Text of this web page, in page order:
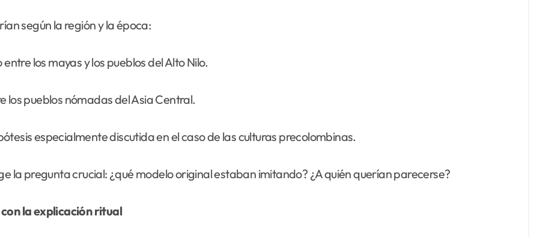
según la región y la época:
los mayas y los pueblos del Alto Nilo.
pueblos nómadas del Asia Central.
especialmente discutida en el caso de las culturas precolombinas.
la pregunta crucial: ¿qué modelo original estaban imitando? ¿A quién querían parecerse?
la explicación ritual